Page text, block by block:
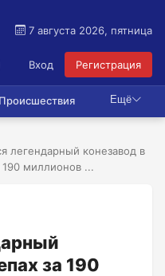
7 августа 2026, пятница
Вход Регистрация
Происшествия Ещё
легендарный конезавод в
190 миллионов ...
за 190